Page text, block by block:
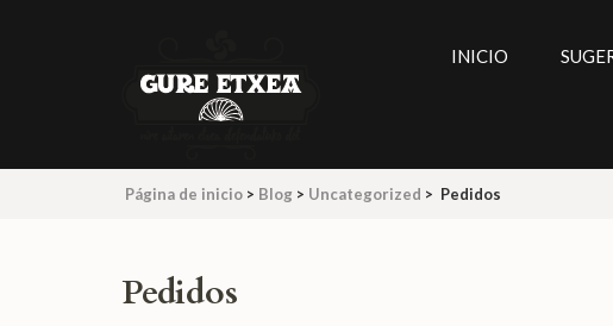
tecla
INICIO
Página de inicio > Blog > Uncategorized > Pedidos
Pedidos